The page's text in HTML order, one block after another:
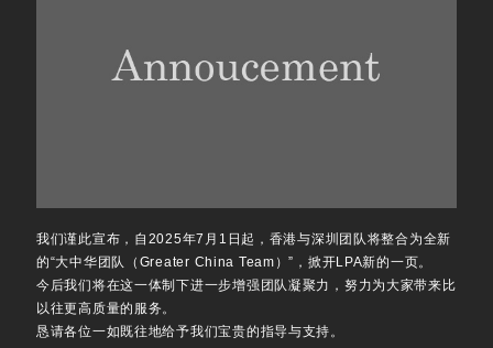
我们谨此宣布，自2025年7月1日起，香港与深圳团队将整合为全新
的“大中华团队（Greater China Team）”，掀开LPA新的一页。
今后我们将在这一体制下进一步增强团队凝聚力，努力为大家带来比
以往更高质量的服务。
恳请各位一如既往地给予我们宝贵的指导与支持。